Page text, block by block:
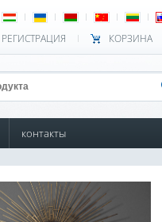
РЕГИСТРАЦИЯ КОРЗИНА
контакты